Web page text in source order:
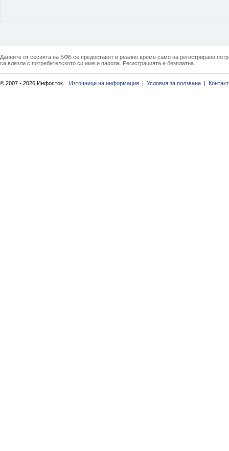
Данните от сесията на БФБ се предоставят в реално време само на регистрирани
са влезли с потребителското си име и парола. Регистрацията е безплатна.
© 2007 - 2026 Инфосток Източници на информация | Условия за ползване |